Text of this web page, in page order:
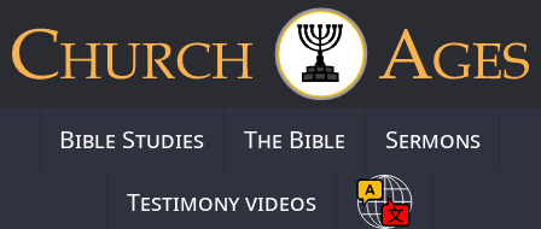
Bible Studies The Bible
Sermons
Testimony videos